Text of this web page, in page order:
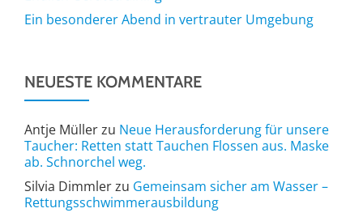
Ein besonderer Abend in vertrauter Umgebung
NEUESTE KOMMENTARE
Antje Müllerzu Neue Herausforderung für unsere
Taucher: Retten statt Tauchen Flossen aus. Maske
ab. Schnorchel weg.
Silvia Dimmlerzu Gemeinsam sicher am Wasser –
Rettungsschwimmerausbildung